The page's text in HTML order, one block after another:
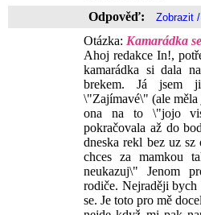
Odpověď:
Otázka: Kamarádka
Ahoj redakce In!,
kamarádka si dala
brekem. Já jsem
\"Zajímavé\" (ale měla
ona na to \"jojo
pokračovala až do
dneska rekl bez uz
chces za mamkou
neukazuj\" Jenom
rodiče. Nejraději
se. Je toto pro mě